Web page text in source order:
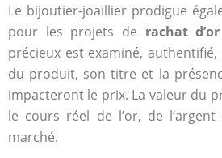
Le bijoutier-joaillier prodigue
pour les projets de rachat
précieux est examiné,
du produit, son titre et la
impacteront le prix. La valeur du
le cours réel de l’or, de
marché.